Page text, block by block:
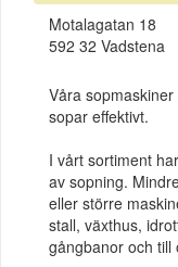
Motalagatan 18
592 32 Vadstena
Våra
sopar effektivt.
I vårt sortiment
av sopning.
eller större
stall, växthus,
gångbanor och till